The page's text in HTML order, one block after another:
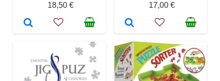
18,50 €
17,00 €